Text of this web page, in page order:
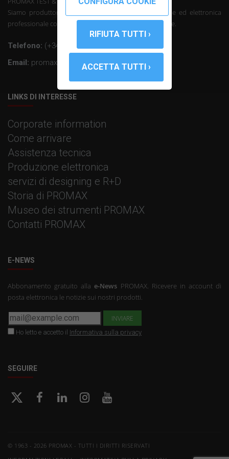
Siamo produttori di telecomunicazioni strumentazione ed elettronica
professionale con oltre 50 anni di esperienza nel settore.
Telefono: (+34) 931 847 700
Email: promax@promax.es
LINKS DI INTERESSE
Corporate information
Come arrivare
Assistenza tecnica
Produzione elettronica
servizi di designing e R+D
Storia di PROMAX
Museo dei strumenti PROMAX
Contatti PROMAX
E-NEWS
Abbonamento gratuito alla e-News PROMAX. Ricevere in account di
posta elettronica le notizie sui nostri prodotti.
Ho letto e accetto il Informativa sulla privacy
SEGUIRE
© 1963 - 2026 PROMAX - TUTTI I DIRITTI RISERVATI